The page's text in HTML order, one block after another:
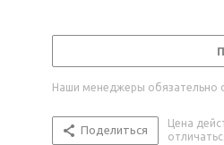
Наши менеджеры обязательно
Поделиться
Цена